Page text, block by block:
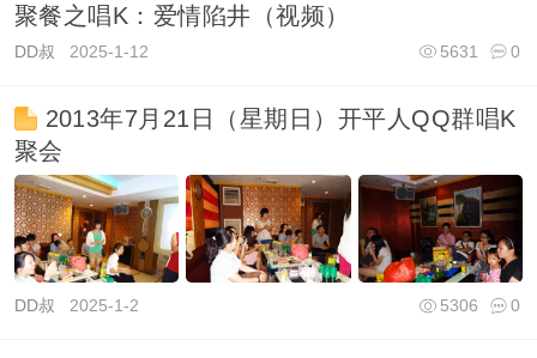
聚餐之唱K：爱情陷井（视频）
DD叔 2025-1-12 0
5631
2013年7月21日（星期日）开平人QQ群唱K
聚会
DD叔 2025-1-2 0
5306